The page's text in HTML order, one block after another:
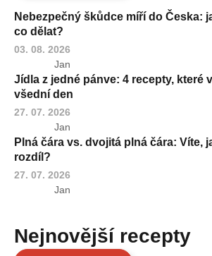
Nebezpečný škůdce míří do Česka:
co dělat?
03. 08. 2026
Jan
Jídla z jedné pánve: 4 recepty, které
všední den
27. 07. 2026
Jan
Plná čára vs. dvojitá plná čára: Víte,
rozdíl?
27. 07. 2026
Jan
Nejnovější recepty